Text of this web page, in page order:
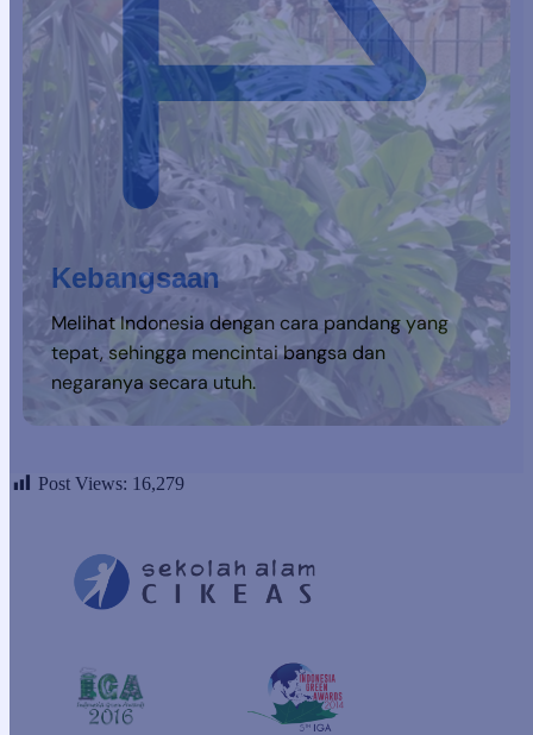
Kebangsaan
Melihat Indonesia dengan cara pandang yang
tepat, sehingga mencintai bangsa dan
negaranya secara utuh.
Post Views: 16,279